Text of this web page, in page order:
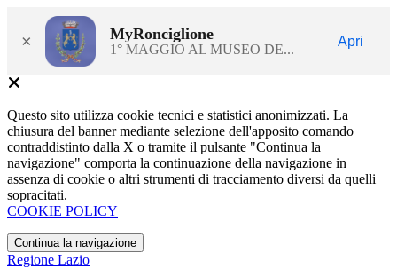
× MyRonciglione
1° MAGGIO AL MUSEO DE...
Apri
Questo sito utilizza cookie tecnici e statistici anonimizzati. La
chiusura del banner mediante selezione dell'apposito comando
contraddistinto dalla X o tramite il pulsante "Continua la
navigazione" comporta la continuazione della navigazione in
assenza di cookie o altri strumenti di tracciamento diversi da quelli
sopracitati.
COOKIE POLICY
Continua la navigazione
Regione Lazio